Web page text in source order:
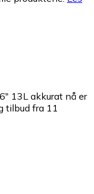
13L akkurat nå er
tilbud fra 11